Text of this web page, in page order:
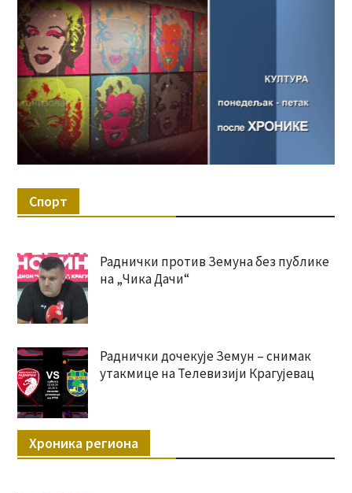
Спорт
Раднички против Земуна без публике
на „Чика Дачи“
Раднички дочекује Земун – снимак
утакмице на Телевизији Крагујевац
Хроника региона